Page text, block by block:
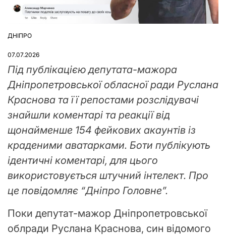
ОПУБЛІКУВАТИ
ДНІПРО
07.07.2026
Під публікацією депутата-мажора
Дніпропетровської обласної ради Руслана
Краснова та її репостами розслідувачі
знайшли коментарі та реакції від
щонайменше 154 фейкових акаунтів із
краденими аватарками. Боти публікують
ідентичні коментарі, для цього
використовується штучний інтелект. Про
це повідомляє “Дніпро Головне”.
Поки депутат-мажор Дніпропетровської
облради Руслана Краснова, син відомого